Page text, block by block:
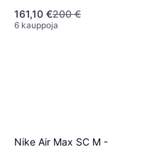
161,10 €200 €
6 kauppoja
Nike Air Max SC M -